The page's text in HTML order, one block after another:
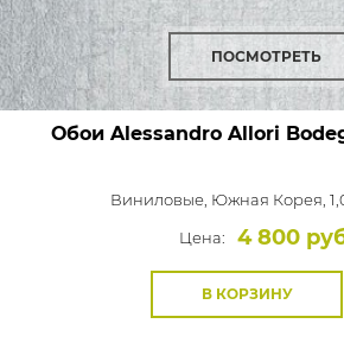
ПОСМОТРЕТЬ
Обои Alessandro Allori
Виниловые, Южная Корея,
Цена:
4 800
В КОРЗИНУ